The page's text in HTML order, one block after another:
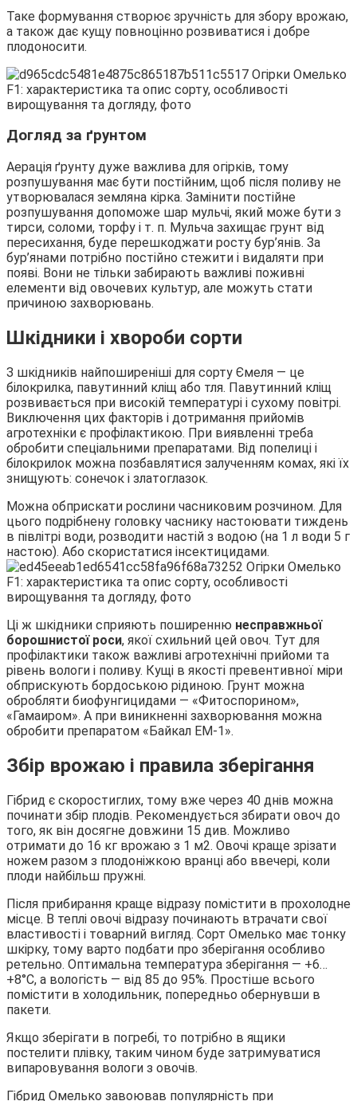
Таке формування створює зручність для збору врожаю,
а також дає кущу повноцінно розвиватися і добре
плодоносити.
Догляд за ґрунтом
Аерація ґрунту дуже важлива для огірків, тому
розпушування має бути постійним, щоб після поливу не
утворювалася земляна кірка. Замінити постійне
розпушування допоможе шар мульчі, який може бути з
тирси, соломи, торфу і т. п. Мульча захищає грунт від
пересихання, буде перешкоджати росту бур’янів. За
бур’янами потрібно постійно стежити і видаляти при
появі. Вони не тільки забирають важливі поживні
елементи від овочевих культур, але можуть стати
причиною захворювань.
Шкідники і хвороби сорти
З шкідників найпоширеніші для сорту Ємеля — це
білокрилка, павутинний кліщ або тля. Павутинний кліщ
розвивається при високій температурі і сухому повітрі.
Виключення цих факторів і дотримання прийомів
агротехніки є профілактикою. При виявленні треба
обробити спеціальними препаратами. Від попелиці і
білокрилок можна позбавлятися залученням комах, які їх
знищують: сонечок і златоглазок.
Можна обприскати рослини часниковим розчином. Для
цього подрібнену головку часнику настоювати тиждень
в півлітрі води, розводити настій з водою (на 1 л води 5 г
настою). Або скористатися інсектицидами.
Ці ж шкідники сприяють поширенню несправжньої
борошнистої роси, якої схильний цей овоч. Тут для
профілактики також важливі агротехнічні прийоми та
рівень вологи і поливу. Кущі в якості превентивної міри
обприскують бордоською рідиною. Грунт можна
обробляти биофунгицидами — «Фитоспорином»,
«Гамаиром». А при виникненні захворювання можна
обробити препаратом «Байкал ЕМ-1».
Збір врожаю і правила зберігання
Гібрид є скоростиглих, тому вже через 40 днів можна
починати збір плодів. Рекомендується збирати овоч до
того, як він досягне довжини 15 див. Можливо
отримати до 16 кг врожаю з 1 м2. Овочі краще зрізати
ножем разом з плодоніжкою вранці або ввечері, коли
плоди найбільш пружні.
Після прибирання краще відразу помістити в прохолодне
місце. В теплі овочі відразу починають втрачати свої
властивості і товарний вигляд. Сорт Омелько має тонку
шкірку, тому варто подбати про зберігання особливо
ретельно. Оптимальна температура зберігання — +6…
+8°С, а вологість — від 85 до 95%. Простіше всього
помістити в холодильник, попередньо обернувши в
пакети.
Якщо зберігати в погребі, то потрібно в ящики
постелити плівку, таким чином буде затримуватися
випаровування вологи з овочів.
Гібрид Омелько завоював популярність при